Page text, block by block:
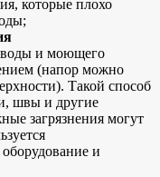
которые плохо
и моющего
(напор можно
Такой способ
швы и другие
загрязнения могут
и